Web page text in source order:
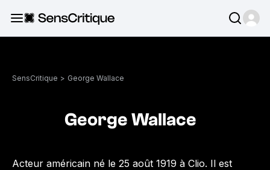
SensCritique > George Wallace
George Wallace
Acteur américain né le 25 août 1919 à Clio. Il est